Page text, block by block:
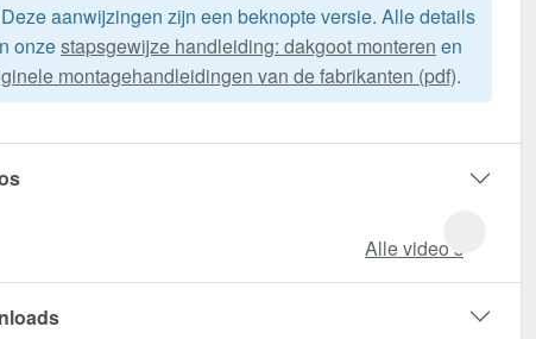
Deze aanwijzingen zijn een beknopte versie. Alle details
onzestapsgewijze handleiding: dakgoot monteren en
montagehandleidingen van de fabrikanten (pdf).
Alle video‘s